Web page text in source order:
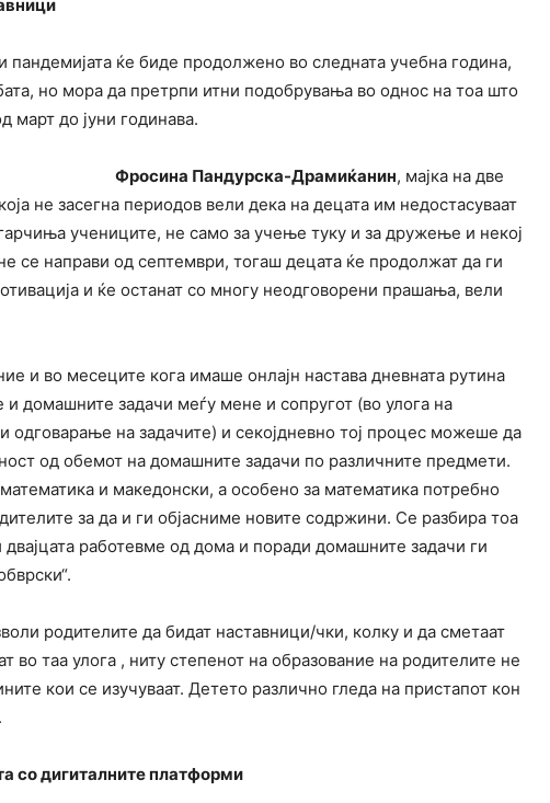
пандемијата ќе биде продолжено во следната учебна година,
но мора да претрпи итни подобрувања во однос на тоа што
март до јуни годинава.
Фросина Пандурска-Драмиќанин, мајка на две
не засегна периодов вели дека на децата им недостасуваат
учениците, не само за учење туку и за дружење и некој
се направи од септември, тогаш децата ќе продолжат да ги
и ќе останат со многу неодговорени прашања, вели
и во месеците кога имаше онлајн настава дневната рутина
домашните задачи меѓу мене и сопругот (во улога на
одговарање на задачите) и секојдневно тој процес можеше да
од обемот на домашните задачи по различните предмети.
и македонски, а особено за математика потребно
за да и ги објасниме новите содржини. Се разбира тоа
работевме од дома и поради домашните задачи ги
родителите да бидат наставници/чки, колку и да сметаат
во таа улога , ниту степенот на образование на родителите не
кои се изучуваат. Детето различно гледа на пристапот кон
со дигиталните платформи